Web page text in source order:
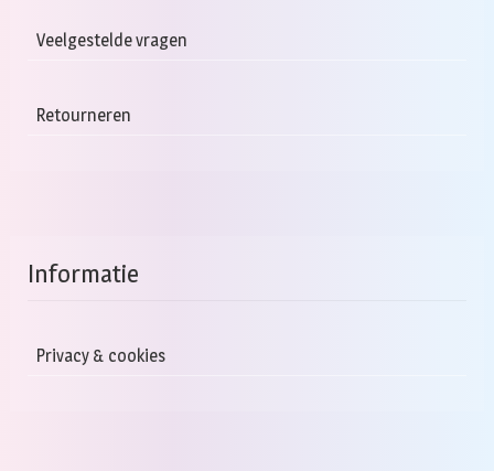
Veelgestelde vragen
Retourneren
Informatie
Privacy & cookies